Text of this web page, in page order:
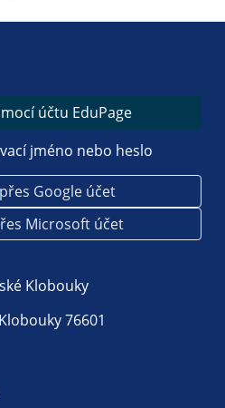
účtu EduPage
jméno nebo heslo
Google účet
Microsoft účet
Klobouky
76601